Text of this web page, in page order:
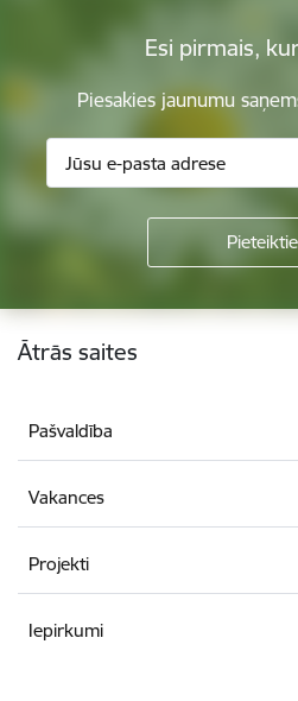
Esi pirmais,
Piesakies jaunumu
Kājene
Ātrās saites
Pašvaldība
Vakances
Projekti
Iepirkumi